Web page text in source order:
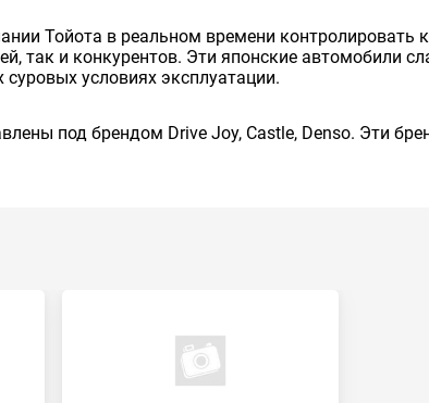
Тойота в реальном времени контролировать
так и конкурентов. Эти японские автомобили
условиях эксплуатации.
под брендом Drive Joy, Castle, Denso. Эти